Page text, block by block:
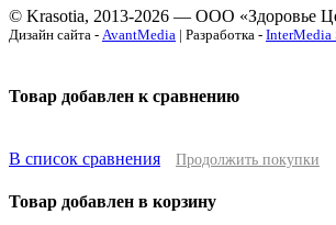
© Krasotia, 2013-2026 — ООО «Здоровье
Дизайн сайта - AvantMedia | Разработка - InterMedia
Товар добавлен к сравнению
В список сравнения Продолжить покупки
Товар добавлен в корзину